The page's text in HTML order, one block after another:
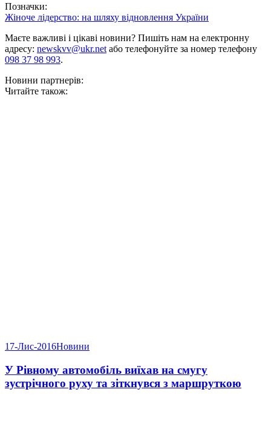
Позначки:
Жіноче лідерство: на шляху відновлення України
Маєте важливі і цікаві новини? Пишіть нам на електронну
адресу: newskvv@ukr.netабо телефонуйте за номер телефону
098 37 98 993.
Новини партнерів:
Читайте також:
17-Лис-2016Новини
У Рівному автомобіль виїхав на смугу
зустрічного руху та зіткнувся з маршруткою